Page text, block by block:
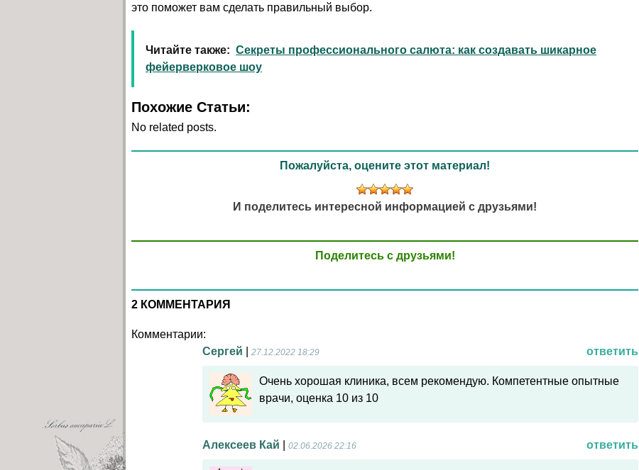
это поможет вам сделать правильный выбор.
Читайте также: Секреты профессионального салюта: как создавать шикарное
фейерверковое шоу
Похожие Статьи:
No related posts.
Пожалуйста, оцените этот материал!
И поделитесь интересной информацией с друзьями!
Поделитесь с друзьями!
2 КОММЕНТАРИЯ
Комментарии:
Сергей
27.12.2022 18:29 ответить
Очень хорошая клиника, всем рекомендую. Компетентные опытные
врачи, оценка 10 из 10
Алексеев Кай 02.06.2026 22:16 ответить